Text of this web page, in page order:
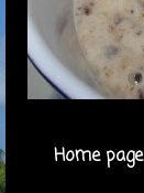
Home page